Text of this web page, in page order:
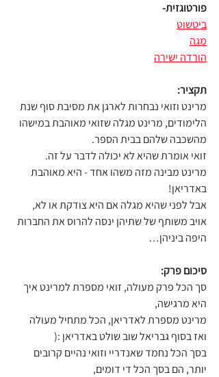
פורטוגזית-
ביטשוט
מגה
הורדה ישירה
תקציר:
מרינט וזואי נבחרות לארגן את מסיבת סוף שנת
הלימודים, מרינט מגלה שזואי מאוהבת במישהו
מהשכבה שלהם בבית הספר.
זואי אומרת שהיא לא יכולה לדבר על זה.
מרינט מבינה מזה משהו אחד - היא מאוהבת
באדריאן!
אבל לפני שהיא מגלה אם היא צודקת או לא,
אויב משותף של שתיהן ינסה להרוס את החברות
היפה ביניהן…
סיכום פרק:
סך הכל פרק מעולה, זואי מספרת למרינט איך
היא מרגישה,
מרינט מספרת לאדריאן, הכל מתחיל מעולה
ואז בסוף גבריאל שוב שולט באדריאן :(
בסך הכל נחמד שאנדריי וזואי נהיים קרובים
יותר, הם בסך הכל די דומים,